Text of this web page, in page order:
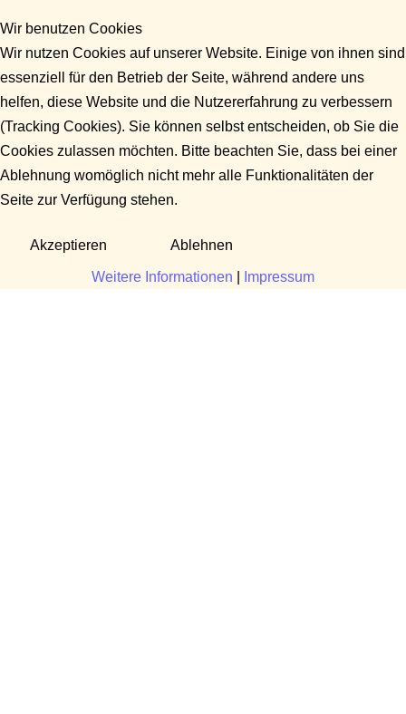
Wir benutzen Cookies
Wir nutzen Cookies auf unserer Website. Einige von ihnen sind
essenziell für den Betrieb der Seite, während andere uns
helfen, diese Website und die Nutzererfahrung zu verbessern
(Tracking Cookies). Sie können selbst entscheiden, ob Sie die
Cookies zulassen möchten. Bitte beachten Sie, dass bei einer
Ablehnung womöglich nicht mehr alle Funktionalitäten der
Seite zur Verfügung stehen.
Akzeptieren Ablehnen
Weitere Informationen Impressum